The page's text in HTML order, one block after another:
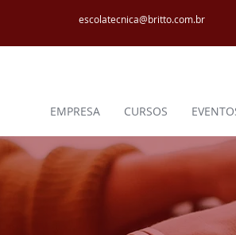
escolatecnica@britto.com.br
EMPRESA CURSOS